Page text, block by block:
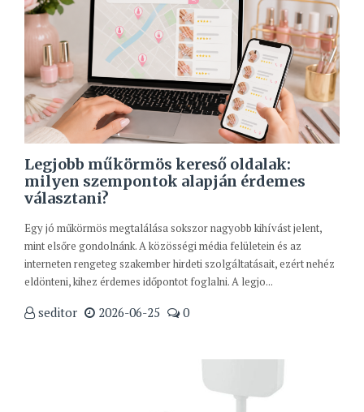
Legjobb műkörmös kereső oldalak:
milyen szempontok alapján érdemes
választani?
Egy jó műkörmös megtalálása sokszor nagyobb kihívást jelent,
mint elsőre gondolnánk. A közösségi média felületein és az
interneten rengeteg szakember hirdeti szolgáltatásait, ezért nehéz
eldönteni, kihez érdemes időpontot foglalni. A legjo...
seditor 2026-06-25 0